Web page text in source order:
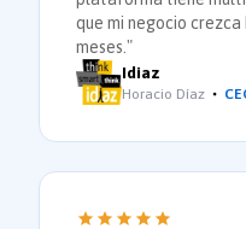
que mi negocio
meses."
Idiaz
Horacio Díaz